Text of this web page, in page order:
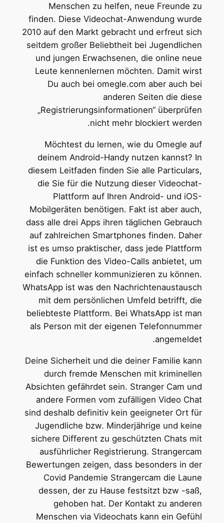
Menschen zu helfen, neue Freunde zu
finden. Diese Videochat-Anwendung wurde
2010 auf den Markt gebracht und erfreut sich
seitdem großer Beliebtheit bei Jugendlichen
und jungen Erwachsenen, die online neue
Leute kennenlernen möchten. Damit wirst
Du auch bei omegle.com aber auch bei
anderen Seiten die diese
„Registrierungsinformationen“ überprüfen
nicht mehr blockiert werden.
Möchtest du lernen, wie du Omegle auf
deinem Android-Handy nutzen kannst? In
diesem Leitfaden finden Sie alle Particulars,
die Sie für die Nutzung dieser Videochat-
Plattform auf Ihren Android- und iOS-
Mobilgeräten benötigen. Fakt ist aber auch,
dass alle drei Apps ihren täglichen Gebrauch
auf zahlreichen Smartphones finden. Daher
ist es umso praktischer, dass jede Plattform
die Funktion des Video-Calls anbietet, um
einfach schneller kommunizieren zu können.
WhatsApp ist was den Nachrichtenaustausch
mit dem persönlichen Umfeld betrifft, die
beliebteste Plattform. Bei WhatsApp ist man
als Person mit der eigenen Telefonnummer
angemeldet.
Deine Sicherheit und die deiner Familie kann
durch fremde Menschen mit kriminellen
Absichten gefährdet sein. Stranger Cam und
andere Formen vom zufälligen Video Chat
sind deshalb definitiv kein geeigneter Ort für
Jugendliche bzw. Minderjährige und keine
sichere Different zu geschützten Chats mit
ausführlicher Registrierung. Strangercam
Bewertungen zeigen, dass besonders in der
Covid Pandemie Strangercam die Laune
dessen, der zu Hause festsitzt bzw -saß,
gehoben hat. Der Kontakt zu anderen
Menschen via Videochats kann ein Gefühl